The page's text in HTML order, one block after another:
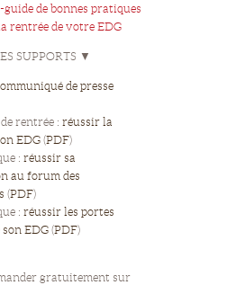
de bonnes pratiques
rentrée de votre EDG
SUPPORTS ▼
de presse
rentrée : réussir la
EDG (PDF)
: réussir sa
au forum des
(PDF)
: réussir les portes
EDG (PDF)
gratuitement sur